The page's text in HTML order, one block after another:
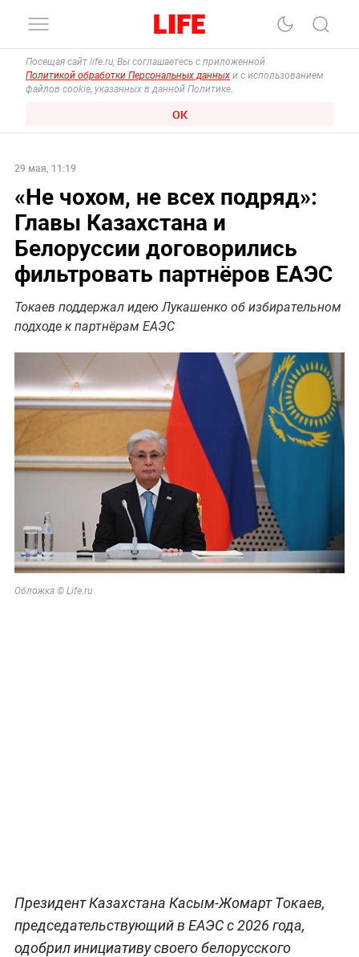
Посещая сайт life.ru, Вы соглашаетесь с приложенной
Политикой обработки Персональных данных и с использованием
файлов cookie, указанных в данной Политике.
ОК
29 мая, 11:19
«Не чохом, не всех подряд»:
Главы Казахстана и
Белоруссии договорились
фильтровать партнёров ЕАЭС
Токаев поддержал идею Лукашенко об избирательном
подходе к партнёрам ЕАЭС
Обложка © Life.ru
Президент Казахстана Касым-Жомарт Токаев,
председательствующий в ЕАЭС с 2026 года,
одобрил инициативу своего белорусского